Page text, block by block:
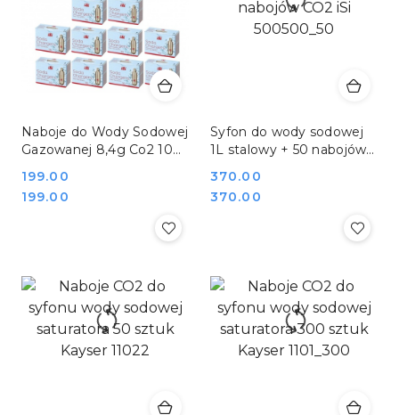
Naboje do Wody Sodowej
Gazowanej 8,4g Co2 100
500010_100
Cena:
199.00
Cena:
199.00
Syfon do wody sodowej
1L stalowy + 50 nabojów
Cena:
370.00
Cena:
370.00